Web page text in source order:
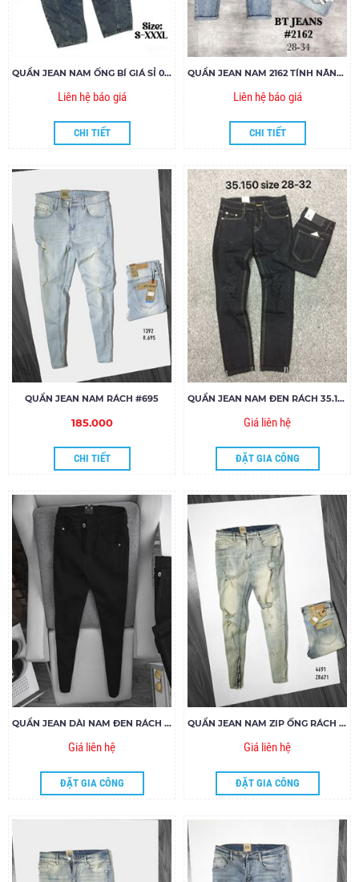
QUẦN JEAN NAM ỐNG BÍ GIÁ SỈ 001
Liên hệ báo giá
CHI TIẾT
QUẦN JEAN NAM 2162 TÍNH NĂNG LÀM MÁT COOLMAX
Liên hệ báo giá
CHI TIẾT
QUẦN JEAN NAM RÁCH #695
185.000
CHI TIẾT
QUẦN JEAN NAM ĐEN RÁCH 35.150
Giá liên hệ
ĐẶT GIA CÔNG
QUẦN JEAN DÀI NAM ĐEN RÁCH GỐI ZIPPER
Giá liên hệ
ĐẶT GIA CÔNG
QUẦN JEAN NAM ZIP ỐNG RÁCH ZR671
Giá liên hệ
ĐẶT GIA CÔNG